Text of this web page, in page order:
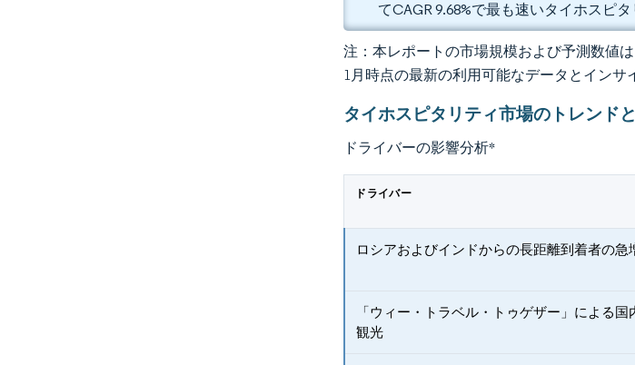
てCAGR 9.68%で最も速いタイホスピ
注：本レポートの市場規模および予測数値
1月時点の最新の利用可能なデータとインサ
タイホスピタリティ市場のトレンド
ドライバーの影響分析*
ドライバー
ロシアおよびインドからの長距離到着者の急
「ウィー・トラベル・トゥゲザー」による国
観光